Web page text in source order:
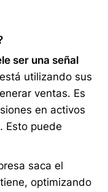
ser una señal
utilizando sus
ventas. Es
en activos
Esto puede
saca el
optimizando